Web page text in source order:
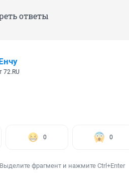
ответы
72.RU
0 0
фрагмент и нажмите Ctrl+Enter